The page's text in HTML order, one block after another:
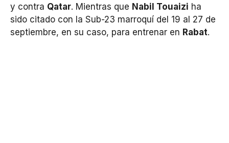
y contra Qatar. Mientras que Nabil Touaizi ha
sido citado con la Sub-23 marroquí del 19 al 27 de
septiembre, en su caso, para entrenar en Rabat.